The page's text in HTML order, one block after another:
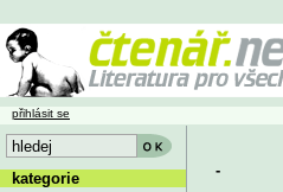
-
přihlásit se
kategorie